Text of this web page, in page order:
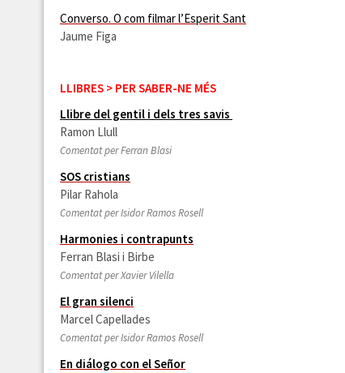
Converso. O com filmar l’Esperit Sant
Jaume Figa
LLIBRES > PER SABER-NE MÉS
Llibre del gentil i dels tres savis
Ramon Llull
Comentat per Ferran Blasi
SOS cristians
Pilar Rahola
Comentat per Isidor Ramos Rosell
Harmonies i contrapunts
Ferran Blasi i Birbe
Comentat per Xavier Vilella
El gran silenci
Marcel Capellades
Comentat per Isidor Ramos Rosell
En diálogo con el Señor